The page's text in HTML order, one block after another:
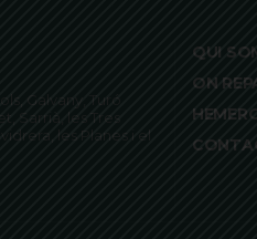
Galvany, Turó
Sarrià, les Tres
les Planes i el
QUI
ON